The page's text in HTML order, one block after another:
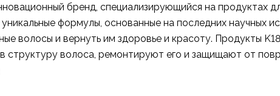
бренд, специализирующийся на продуктах
уникальные формулы, основанные на последних научных
волосы и вернуть им здоровье и красоту. Продукты
структуру волоса, ремонтируют его и защищают от
маски, кондиционеры и сыворотки, которые можно